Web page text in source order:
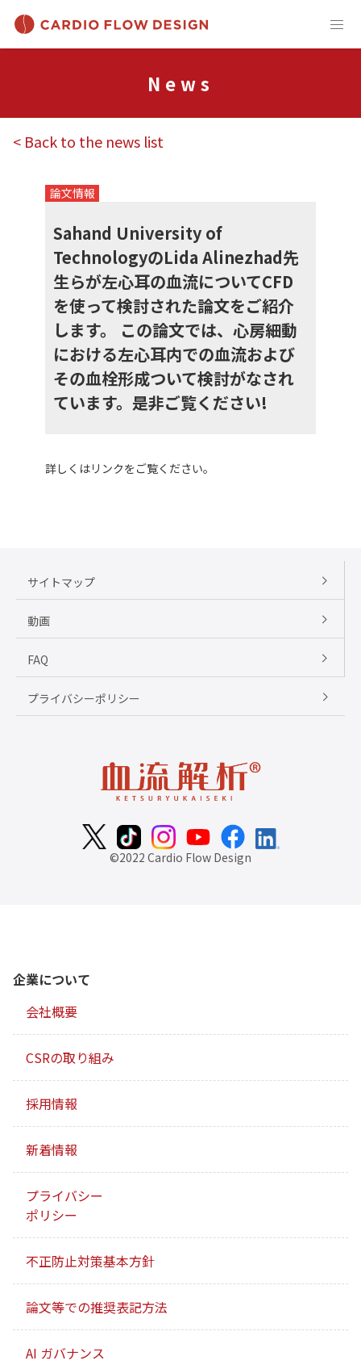
News
< Back to the news list
論文情報
Sahand University of
TechnologyのLida Alinezhad先
生らが左心耳の血流についてCFD
を使って検討された論文をご紹介
します。 この論文では、心房細動
における左心耳内での血流および
その血栓形成ついて検討がなされ
ています。是非ご覧ください!
詳しくはリンクをご覧ください。
サイトマップ
動画
FAQ
プライバシーポリシー
©2022 Cardio Flow Design
企業について
会社概要
CSRの取り組み
採用情報
新着情報
プライバシー
ポリシー
不正防止対策基本方針
論文等での推奨表記方法
AI ガバナンス